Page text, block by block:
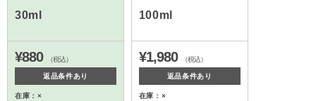
30ml
¥880 （税込）
返品条件あり
在庫：×
100ml
¥1,980 （税込）
返品条件あり
在庫：×